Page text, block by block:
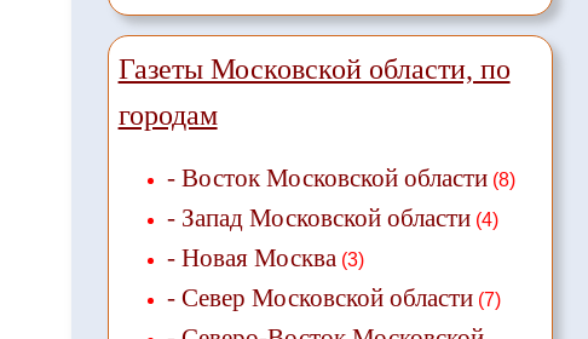
Газеты Московской области, по
городам
- Восток Московской области(8)
- Запад Московской области(4)
- Новая Москва(3)
- Север Московской области(7)